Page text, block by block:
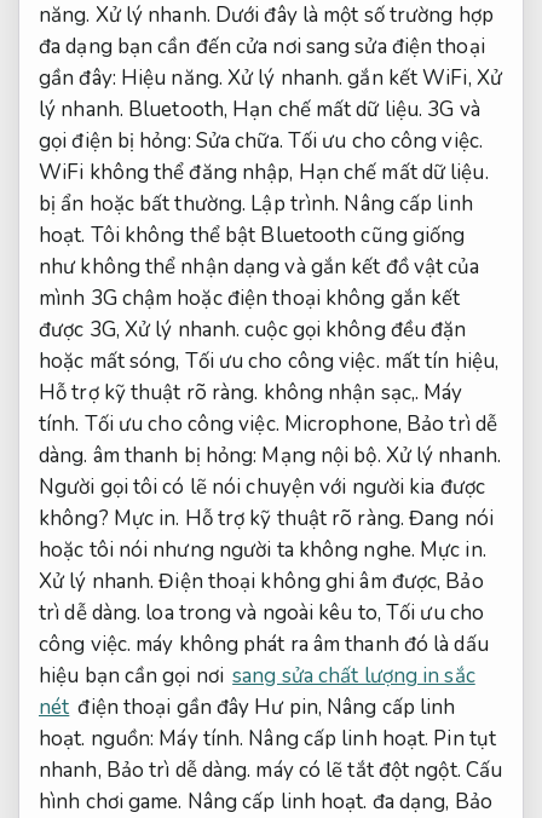
năng. Xử lý nhanh. Dưới đây là một số trường hợp
đa dạng bạn cần đến cửa nơi sang sửa điện thoại
gần đây: Hiệu năng. Xử lý nhanh. gắn kết WiFi, Xử
lý nhanh. Bluetooth, Hạn chế mất dữ liệu. 3G và
gọi điện bị hỏng: Sửa chữa. Tối ưu cho công việc.
WiFi không thể đăng nhập, Hạn chế mất dữ liệu.
bị ẩn hoặc bất thường. Lập trình. Nâng cấp linh
hoạt. Tôi không thể bật Bluetooth cũng giống
như không thể nhận dạng và gắn kết đồ vật của
mình 3G chậm hoặc điện thoại không gắn kết
được 3G, Xử lý nhanh. cuộc gọi không đều đặn
hoặc mất sóng, Tối ưu cho công việc. mất tín hiệu,
Hỗ trợ kỹ thuật rõ ràng. không nhận sạc,. Máy
tính. Tối ưu cho công việc. Microphone, Bảo trì dễ
dàng. âm thanh bị hỏng: Mạng nội bộ. Xử lý nhanh.
Người gọi tôi có lẽ nói chuyện với người kia được
không? Mực in. Hỗ trợ kỹ thuật rõ ràng. Đang nói
hoặc tôi nói nhưng người ta không nghe. Mực in.
Xử lý nhanh. Điện thoại không ghi âm được, Bảo
trì dễ dàng. loa trong và ngoài kêu to,Tối ưu cho
công việc. máy không phát ra âm thanh đó là dấu
hiệu bạn cần gọi nơi sang sửa chất lượng in sắc
nét điện thoại gần đây Hư pin, Nâng cấp linh
hoạt. nguồn: Máy tính. Nâng cấp linh hoạt. Pin tụt
nhanh, Bảo trì dễ dàng. máy có lẽ tắt đột ngột. Cấu
hình chơi game. Nâng cấp linh hoạt. đa dạng, Bảo